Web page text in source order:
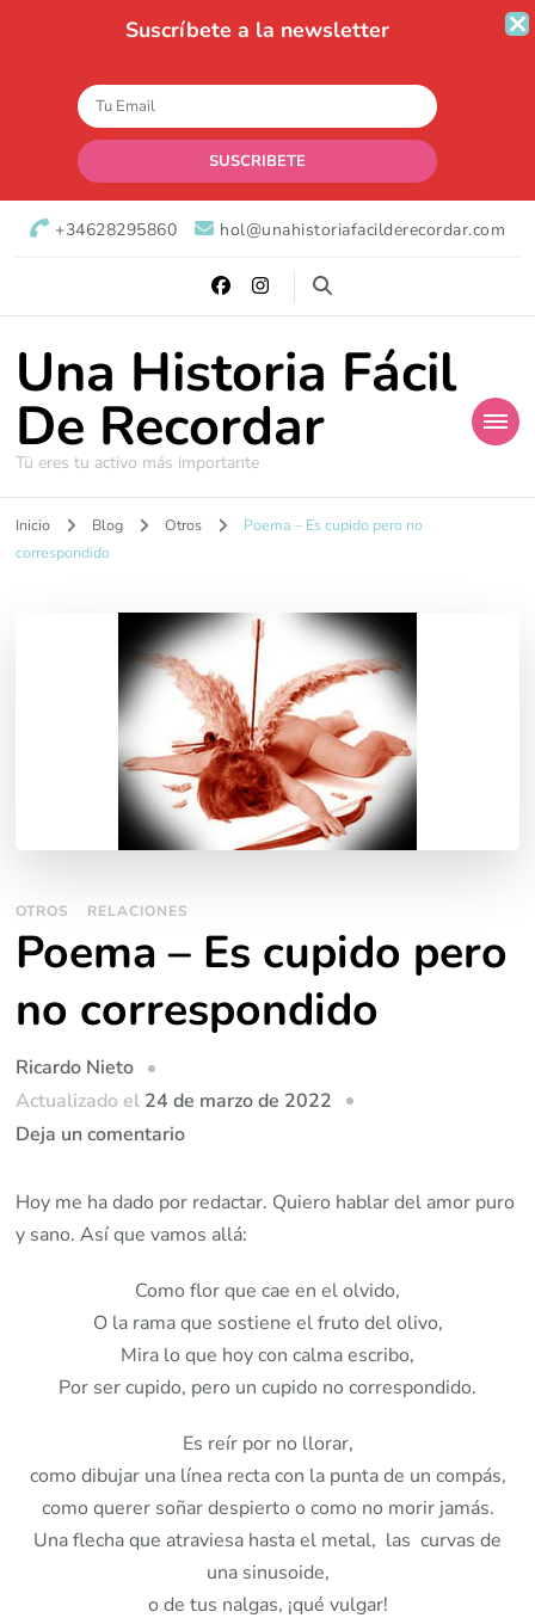
Suscríbete a la newsletter
+34628295860 hol@unahistoriafacilderecordar.com
Una Historia Fácil
De Recordar
Tü eres tu activo más importante
Inicio Blog Otros
Poema – Es cupido pero no
correspondido
OTROS RELACIONES
Poema – Es cupido pero
no correspondido
Ricardo Nieto
Actualizado el 24 de marzo de 2022
Deja un comentarioen
–
Es
pero
no
correspondido
Hoy me ha dado por redactar. Quiero hablar del amor puro
y sano. Así que vamos allá:
Como flor que cae en el olvido,
O la rama que sostiene el fruto del olivo,
Mira lo que hoy con calma escribo,
Por ser cupido, pero un cupido no correspondido.
Es reír por no llorar,
como dibujar una línea recta con la punta de un compás,
como querer soñar despierto o como no morir jamás.
Una flecha que atraviesa hasta el metal, las curvas de
una sinusoide,
o de tus nalgas, ¡qué vulgar!